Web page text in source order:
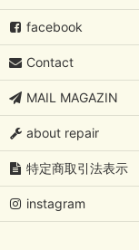
facebook
Contact
MAIL MAGAZIN
about repair
特定商取引法表示
instagram